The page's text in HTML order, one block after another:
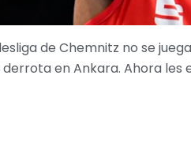
de Chemnitz no se
en Ankara. Ahora les